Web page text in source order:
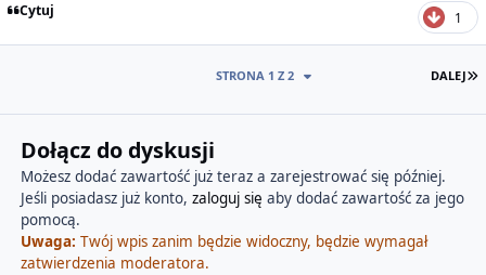
Cytuj 1
DALEJ
STRONA 1 Z 2
Dołącz do dyskusji
Możesz dodać zawartość już teraz a zarejestrować się później.
Jeśli posiadasz już konto, zaloguj się aby dodać zawartość za jego
pomocą.
Uwaga: Twój wpis zanim będzie widoczny, będzie wymagał
zatwierdzenia moderatora.